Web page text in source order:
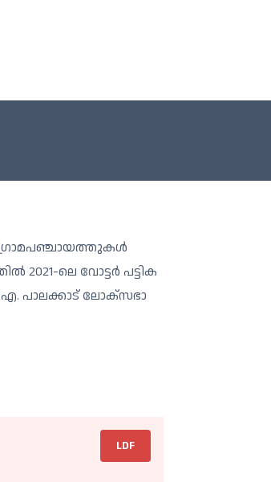
ഗ്രാമപഞ്ചായത്തുകള്‍
ലെ വോട്ടര്‍ പട്ടിക
പാലക്കാട് ലോക്സഭാ
LDF